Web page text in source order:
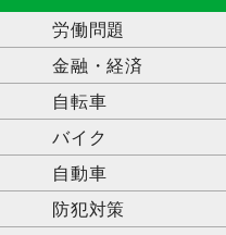
労働問題
金融・経済
自転車
バイク
自動車
防犯対策